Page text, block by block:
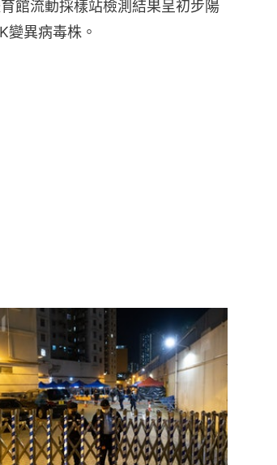
館流動採樣站檢測結果呈初步陽
異病毒株。